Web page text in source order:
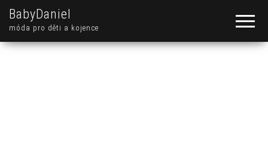
BabyDaniel
móda pro děti a kojence